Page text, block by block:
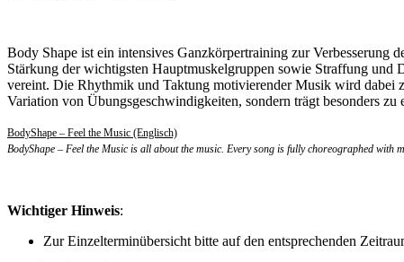
Body Shape ist ein intensives Ganzkörpertraining zur
Stärkung der wichtigsten Hauptmuskelgruppen sowie Straffung
vereint. Die Rhythmik und Taktung motivierender Musik wird dabei
Variation von Übungsgeschwindigkeiten, sondern trägt besonders
BodyShape – Feel the Music (Englisch)
BodyShape – Feel the Music is all about the music. Every song is fully choreographed
Wichtiger Hinweis:
Zur Einzelterminübersicht bitte auf den entsprechenden